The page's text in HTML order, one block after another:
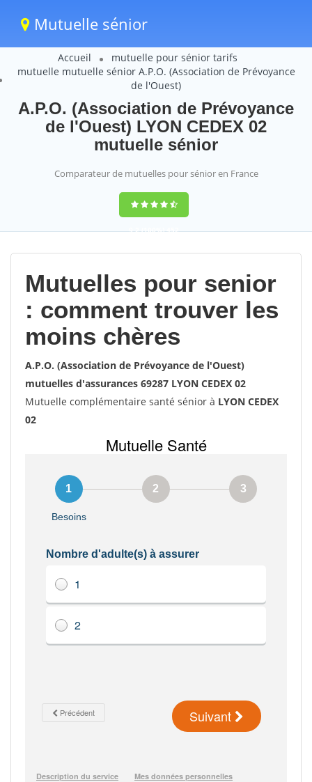
Mutuelle sénior
Accueil
mutuelle pour sénior tarifs
mutuelle mutuelle sénior A.P.O. (Association de Prévoyance
de l'Ouest)
A.P.O. (Association de Prévoyance
de l'Ouest) LYON CEDEX 02
mutuelle sénior
Comparateur de mutuelles pour sénior en France
9,2(100%)452
votes
Mutuelles pour senior
: comment trouver les
moins chères
A.P.O. (Association de Prévoyance de l'Ouest)
mutuelles d'assurances 69287 LYON CEDEX 02
Mutuelle complémentaire santé sénior à LYON CEDEX
02